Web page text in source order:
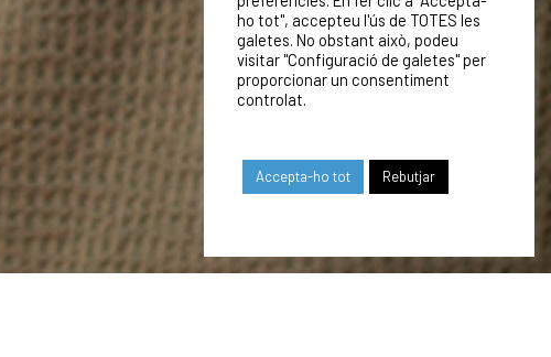
ho tot", accepteu l'ús de TOTES les
galetes. No obstant això, podeu
visitar "Configuració de galetes" per
proporcionar un consentiment
controlat.
Accepta-ho tot Rebutjar